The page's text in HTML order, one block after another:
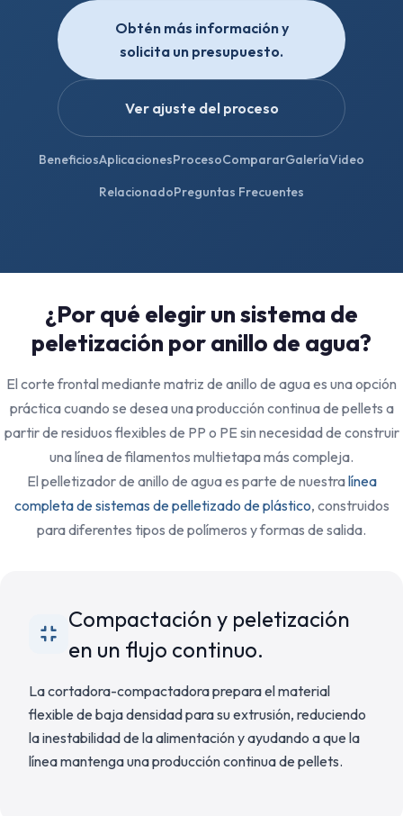
Obtén más información y
solicita un presupuesto.
Ver ajuste del proceso
BeneficiosAplicacionesProcesoCompararGaleríaVideo
RelacionadoPreguntas Frecuentes
¿Por qué elegir un sistema de
peletización por anillo de agua?
El corte frontal mediante matriz de anillo de agua es una opción
práctica cuando se desea una producción continua de pellets a
partir de residuos flexibles de PP o PE sin necesidad de construir
una línea de filamentos multietapa más compleja.
El pelletizador de anillo de agua es parte de nuestralínea
completa de sistemas de pelletizado de plástico, construidos
para diferentes tipos de polímeros y formas de salida.
Compactación y peletización
en un flujo continuo.
La cortadora-compactadora prepara el material
flexible de baja densidad para su extrusión, reduciendo
la inestabilidad de la alimentación y ayudando a que la
línea mantenga una producción continua de pellets.